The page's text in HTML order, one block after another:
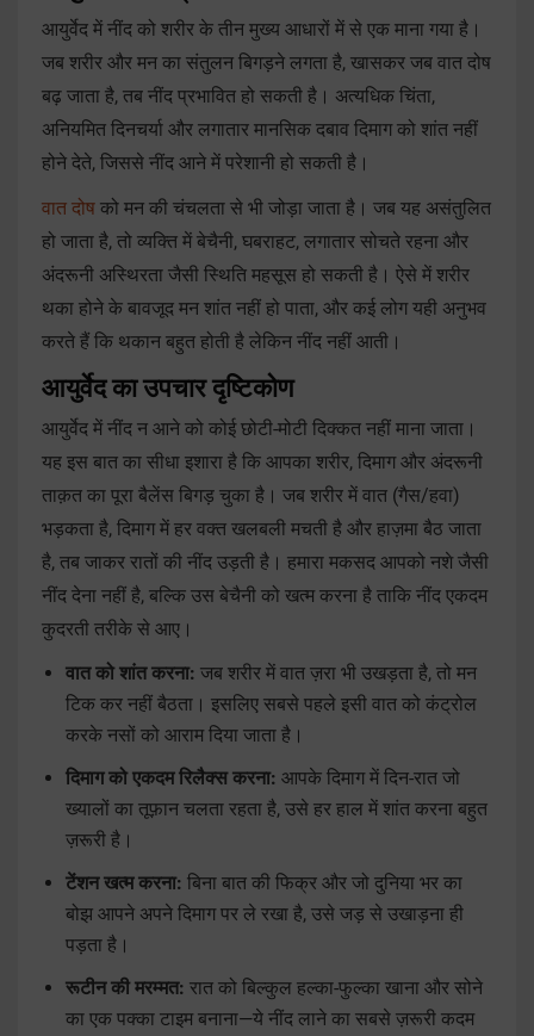
आयुर्वेद में नींद को शरीर के तीन मुख्य आधारों में से एक माना गया है।
जब शरीर और मन का संतुलन बिगड़ने लगता है, खासकर जब वात दोष
बढ़ जाता है, तब नींद प्रभावित हो सकती है। अत्यधिक चिंता,
अनियमित दिनचर्या और लगातार मानसिक दबाव दिमाग को शांत नहीं
होने देते, जिससे नींद आने में परेशानी हो सकती है।
वात दोष को मन की चंचलता से भी जोड़ा जाता है। जब यह असंतुलित
हो जाता है, तो व्यक्ति में बेचैनी, घबराहट, लगातार सोचते रहना और
अंदरूनी अस्थिरता जैसी स्थिति महसूस हो सकती है। ऐसे में शरीर
थका होने के बावजूद मन शांत नहीं हो पाता, और कई लोग यही अनुभव
करते हैं कि थकान बहुत होती है लेकिन नींद नहीं आती।
आयुर्वेद का उपचार दृष्टिकोण
आयुर्वेद में नींद न आने को कोई छोटी-मोटी दिक्कत नहीं माना जाता।
यह इस बात का सीधा इशारा है कि आपका शरीर, दिमाग और अंदरूनी
ताक़त का पूरा बैलेंस बिगड़ चुका है। जब शरीर में वात (गैस/हवा)
भड़कता है, दिमाग में हर वक्त खलबली मचती है और हाज़मा बैठ जाता
है, तब जाकर रातों की नींद उड़ती है। हमारा मकसद आपको नशे जैसी
नींद देना नहीं है, बल्कि उस बेचैनी को खत्म करना है ताकि नींद एकदम
कुदरती तरीके से आए।
वात को शांत करना: जब शरीर में वात ज़रा भी उखड़ता है, तो मन
टिक कर नहीं बैठता। इसलिए सबसे पहले इसी वात को कंट्रोल
करके नसों को आराम दिया जाता है।
दिमाग को एकदम रिलैक्स करना: आपके दिमाग में दिन-रात जो
ख्यालों का तूफ़ान चलता रहता है, उसे हर हाल में शांत करना बहुत
ज़रूरी है।
टेंशन खत्म करना: बिना बात की फिक्र और जो दुनिया भर का
बोझ आपने अपने दिमाग पर ले रखा है, उसे जड़ से उखाड़ना ही
पड़ता है।
रूटीन की मरम्मत: रात को बिल्कुल हल्का-फुल्का खाना और सोने
का एक पक्का टाइम बनाना—ये नींद लाने का सबसे ज़रूरी कदम